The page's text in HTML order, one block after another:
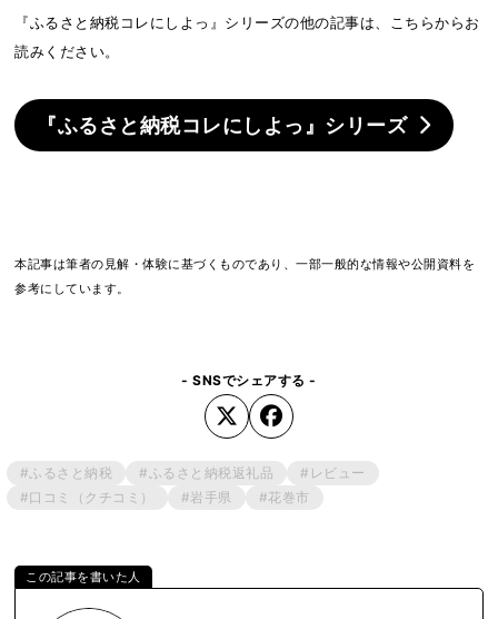
『ふるさと納税コレにしよっ』シリーズの他の記事は、こちらからお
読みください。
『ふるさと納税コレにしよっ』シリーズ
本記事は筆者の見解・体験に基づくものであり、一部一般的な情報や公開資料を
参考にしています。
- SNSでシェアする -
#ふるさと納税 #ふるさと納税返礼品
#レビュー
#口コミ（クチコミ）
#岩手県 #花巻市